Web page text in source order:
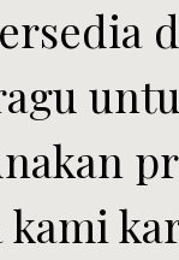
kami